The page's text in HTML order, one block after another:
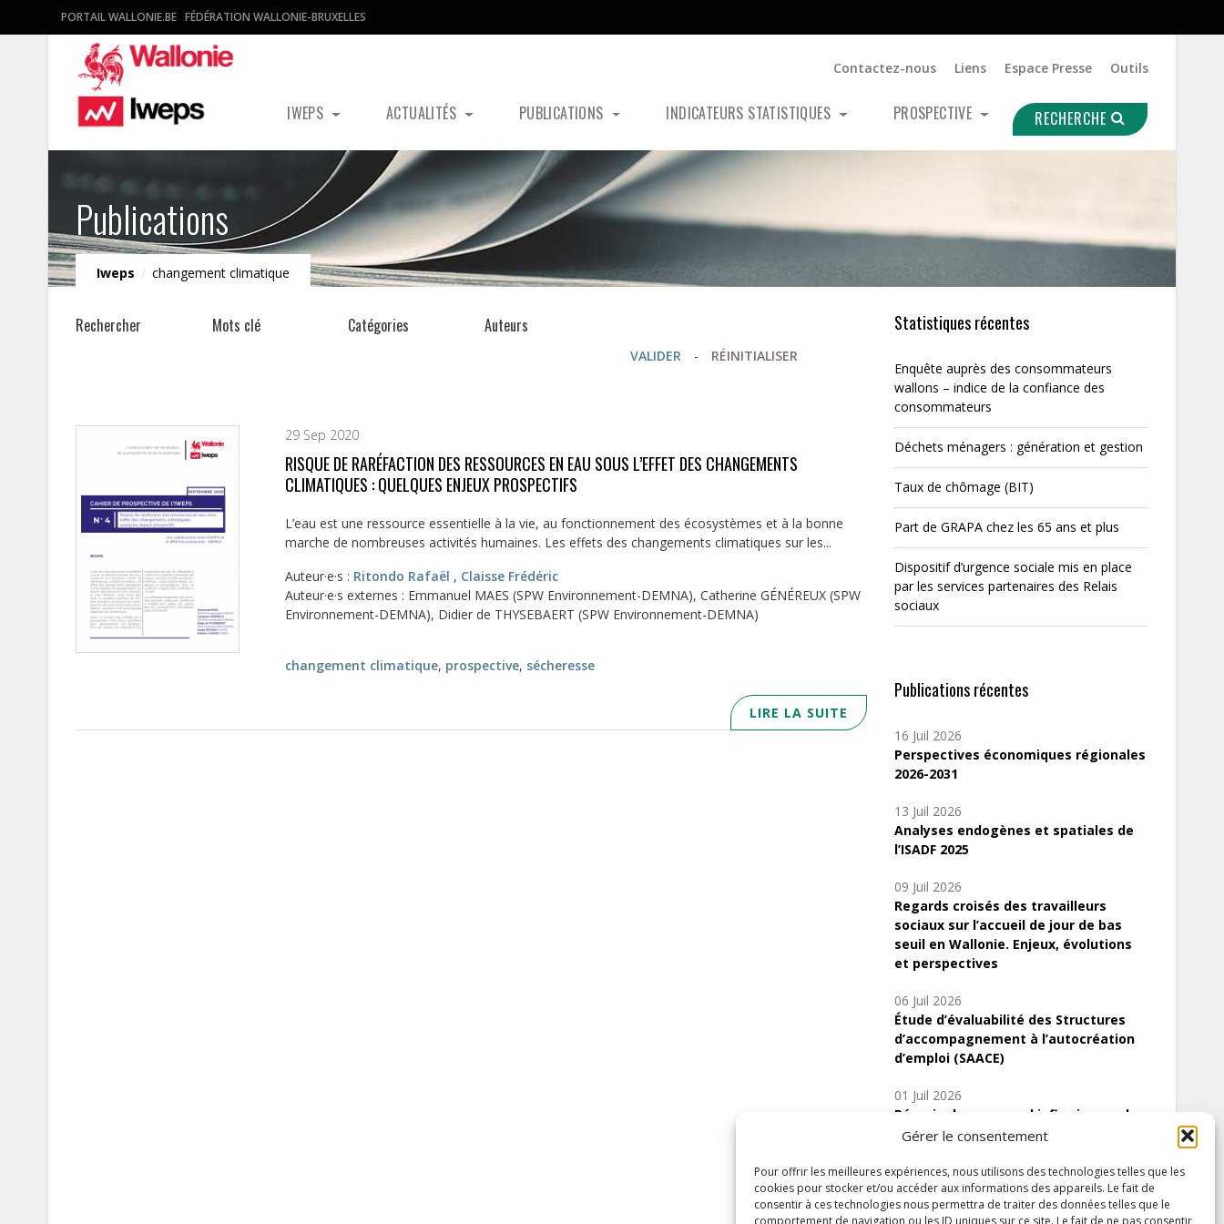
Gérer le consentement
Pour offrir les meilleures expériences, nous utilisons des technologies telles que les
cookies pour stocker et/ou accéder aux informations des appareils. Le fait de
consentir à ces technologies nous permettra de traiter des données telles que le
comportement de navigation ou les ID uniques sur ce site. Le fait de ne pas consentir
PORTAIL WALLONIE.BE FÉDÉRATION WALLONIE-BRUXELLES
Contactez-nous Liens Espace Presse Outils
IWEPS ACTUALITÉS PUBLICATIONS INDICATEURS STATISTIQUES PROSPECTIVE RECHERCHE
Publications
Iweps / changement climatique
Rechercher Mots clé Catégories Auteurs
VALIDER - RÉINITIALISER
29 Sep 2020
RISQUE DE RARÉFACTION DES RESSOURCES EN EAU SOUS L’EFFET DES CHANGEMENTS
CLIMATIQUES : QUELQUES ENJEUX PROSPECTIFS
L’eau est une ressource essentielle à la vie, au fonctionnement des écosystèmes et à la bonne
marche de nombreuses activités humaines. Les effets des changements climatiques sur les...
Auteur·e·s : Ritondo Rafaël , Claisse Frédéric
Auteur·e·s externes : Emmanuel MAES (SPW Environnement-DEMNA), Catherine GÉNÉREUX (SPW
Environnement-DEMNA), Didier de THYSEBAERT (SPW Environnement-DEMNA)
changement climatique, prospective, sécheresse
LIRE LA SUITE
Statistiques récentes
Enquête auprès des consommateurs
wallons – indice de la confiance des
consommateurs
Déchets ménagers : génération et gestion
Taux de chômage (BIT)
Part de GRAPA chez les 65 ans et plus
Dispositif d’urgence sociale mis en place
par les services partenaires des Relais
sociaux
Publications récentes
16 Juil 2026
Perspectives économiques régionales
2026-2031
13 Juil 2026
Analyses endogènes et spatiales de
l’ISADF 2025
09 Juil 2026
Regards croisés des travailleurs
sociaux sur l’accueil de jour de bas
seuil en Wallonie. Enjeux, évolutions
et perspectives
06 Juil 2026
Étude d’évaluabilité des Structures
d’accompagnement à l’autocréation
d’emploi (SAACE)
01 Juil 2026
Pénurie du personnel infirmier :quels
indicateurs d’offre de soins pour